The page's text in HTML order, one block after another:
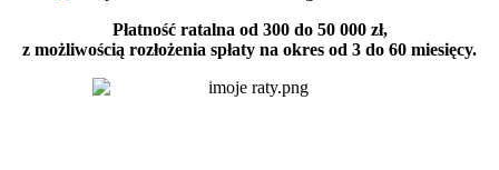
Płatność ratalna od 300 do 50 000 zł,
z możliwością rozłożenia spłaty na okres od 3 do 60 miesięcy.